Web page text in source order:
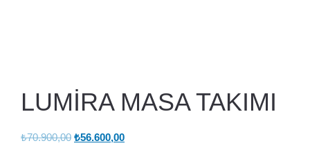
LUMİRA MASA TAKIMI
₺70.900,00 Orijinal
₺56.600,00Şu